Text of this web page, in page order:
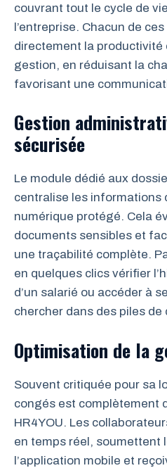
couvrant tout le cycle de
l’entreprise. Chacun de
directement la productivité
gestion, en réduisant la
favorisant une
Gestion
sécurisée
Le module dédié aux
centralise les informations
numérique protégé. Cela
documents sensibles et
une traçabilité complète.
en quelques clics vérifier
d’un salarié ou accéder à
chercher dans des piles de
Optimisation de la
Souvent critiquée pour sa
congés est complètement
HR4YOU. Les
en temps réel, soumettent
l’application mobile et